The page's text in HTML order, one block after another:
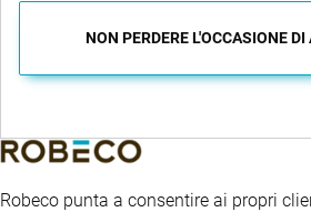
NON PERDERE L'OCCASIONE
Robeco punta a consentire ai propri